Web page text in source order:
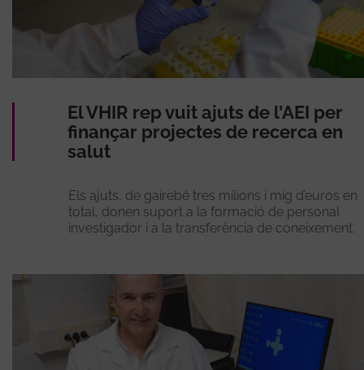
El VHIR rep vuit ajuts de l’AEI per
finançar projectes de recerca en
salut
Els ajuts, de gairebé tres milions i mig d’euros en
total, donen suport a la formació de personal
investigador i a la transferència de coneixement.